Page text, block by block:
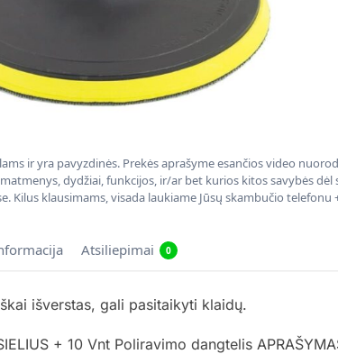
ir yra pavyzdinės. Prekės aprašyme esančios video
dydžiai, funkcijos, ir/ar bet kurios kitos savybės
klausimams, visada laukiame Jūsų skambučio telefonu
Atsiliepimai 0
išverstas, gali pasitaikyti klaidų.
+ 10 Vnt Poliravimo dangtelis